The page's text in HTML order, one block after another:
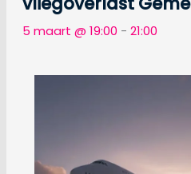
5 maart @ 19:00 -21:00